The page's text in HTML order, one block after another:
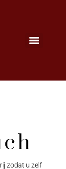
zodat u zelf